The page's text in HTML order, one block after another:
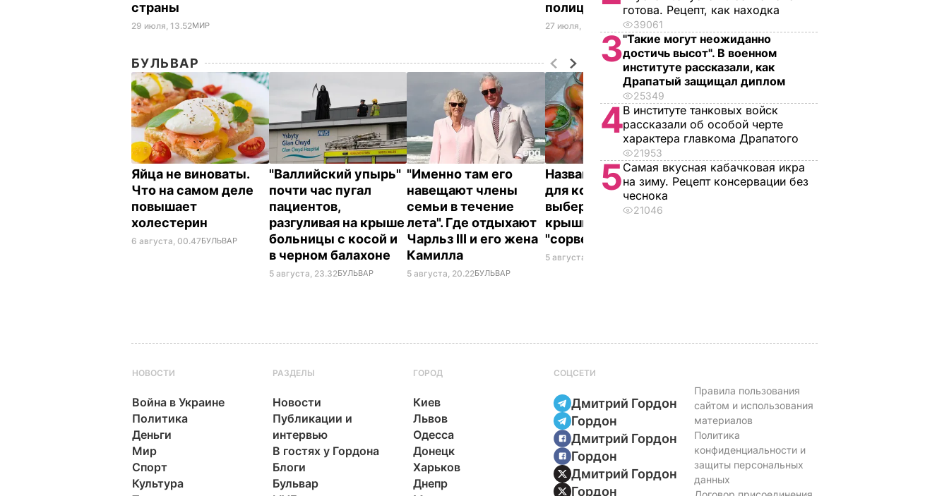
страны
29 июля, 13.52МИР
полицейских
27 июля, 16.39 МИР
26 июля, 18.03МИР
БУЛЬВАР
Яйца не виноваты.
Что на самом деле
повышает
холестерин
6 августа, 00.47БУЛЬВАР
"Валлийский упырь"
почти час пугал
пациентов,
разгуливая на крыше
больницы с косой и
в черном балахоне
5 августа, 23.32БУЛЬВАР
"Именно там его
навещают члены
семьи в течение
лета". Где отдыхают
Чарльз III и его жена
Камилла
5 августа, 20.22БУЛЬВАР
Названа лучшая соль
для консервации,
выберите ее – и
крышки на банках не
"сорвет"
5 августа, 19.34
Мария Бурмака: Нам
говорят, что будет
готова. Рецепт, как находка
39061
3"Такие могут неожиданно
достичь высот". В военном
институте рассказали, как
Драпатый защищал диплом
25349
4В институте танковых войск
рассказали об особой черте
характера главкома Драпатого
21953
5Самая вкусная кабачковая икра
на зиму. Рецепт консервации без
чеснока
21046
НОВОСТИ
Война в Украине
Политика
Деньги
Мир
Спорт
Культура
РАЗДЕЛЫ
Новости
Публикации и
интервью
В гостях у Гордона
Блоги
Бульвар
ГОРОД
Киев
Львов
Одесса
Донецк
Харьков
Днепр
СОЦСЕТИ
Дмитрий Гордон
Гордон
Дмитрий Гордон
Гордон
Дмитрий Гордон
Гордон
Правила пользования
сайтом и использования
материалов
Политика
конфиденциальности и
защиты персональных
данных